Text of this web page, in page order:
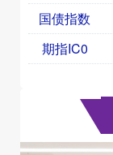
国债指数
期指IC0